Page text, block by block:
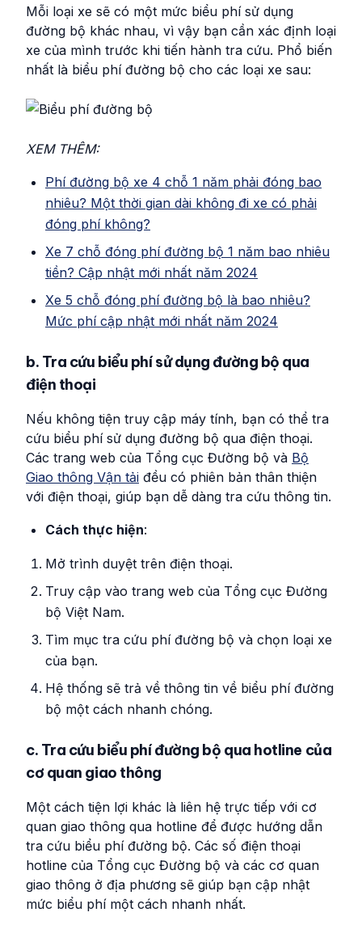
Mỗi loại xe sẽ có một mức biểu phí sử dụng
đường bộ khác nhau, vì vậy bạn cần xác định loại
xe của mình trước khi tiến hành tra cứu. Phổ biến
nhất là biểu phí đường bộ cho các loại xe sau:
XEM THÊM:
Phí đường bộ xe 4 chỗ 1 năm phải đóng bao
nhiêu? Một thời gian dài không đi xe có phải
đóng phí không?
Xe 7 chỗ đóng phí đường bộ 1 năm bao nhiêu
tiền? Cập nhật mới nhất năm 2024
Xe 5 chỗ đóng phí đường bộ là bao nhiêu?
Mức phí cập nhật mới nhất năm 2024
b. Tra cứu biểu phí sử dụng đường bộ qua
điện thoại
Nếu không tiện truy cập máy tính, bạn có thể tra
cứu biểu phí sử dụng đường bộ qua điện thoại.
Các trang web của Tổng cục Đường bộ và Bộ
Giao thông Vận tải đều có phiên bản thân thiện
với điện thoại, giúp bạn dễ dàng tra cứu thông tin.
Cách thực hiện:
Mở trình duyệt trên điện thoại.
Truy cập vào trang web của Tổng cục Đường
bộ Việt Nam.
Tìm mục tra cứu phí đường bộ và chọn loại xe
của bạn.
Hệ thống sẽ trả về thông tin về biểu phí đường
bộ một cách nhanh chóng.
c. Tra cứu biểu phí đường bộ qua hotline của
cơ quan giao thông
Một cách tiện lợi khác là liên hệ trực tiếp với cơ
quan giao thông qua hotline để được hướng dẫn
tra cứu biểu phí đường bộ. Các số điện thoại
hotline của Tổng cục Đường bộ và các cơ quan
giao thông ở địa phương sẽ giúp bạn cập nhật
mức biểu phí một cách nhanh nhất.